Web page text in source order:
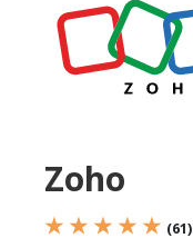
Zoho
★ ★ ★ ★ ★ (61)